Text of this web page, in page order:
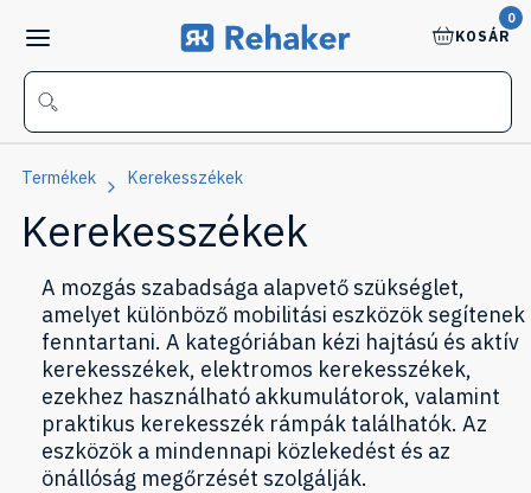
0
KOSÁR
Termékek Kerekesszékek
Kerekesszékek
A mozgás szabadsága alapvető szükséglet,
amelyet különböző mobilitási eszközök segítenek
fenntartani. A kategóriában kézi hajtású és aktív
kerekesszékek, elektromos kerekesszékek,
ezekhez használható akkumulátorok, valamint
praktikus kerekesszék rámpák találhatók. Az
eszközök a mindennapi közlekedést és az
önállóság megőrzését szolgálják.